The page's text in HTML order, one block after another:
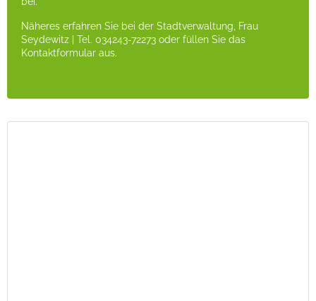
Näheres erfahren Sie bei der Stadtverwaltung, Frau
Seydewitz | Tel. 034243-72273 oder füllen Sie das
Kontaktformular aus.